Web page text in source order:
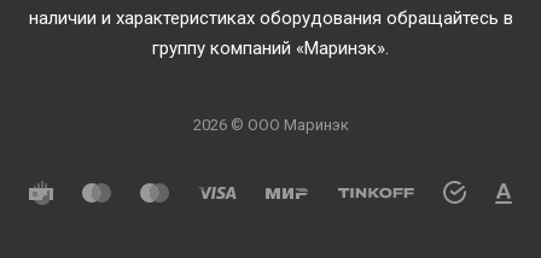
наличии и характеристиках оборудования обращайтесь в
группу компаний «Маринэк».
2026 © ООО Маринэк